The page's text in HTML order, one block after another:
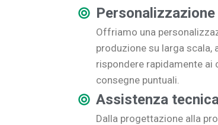
Offriamo una
produzione su larga scala,
rispondere rapidamente ai
consegne puntuali.
Assistenza
Dalla progettazione alla